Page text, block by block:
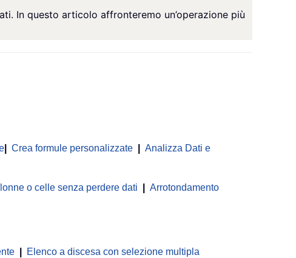
In questo articolo affronteremo un’operazione più
Crea formule personalizzate
Analizza Dati e
o celle senza perdere dati
Arrotondamento
Elenco a discesa con selezione multipla